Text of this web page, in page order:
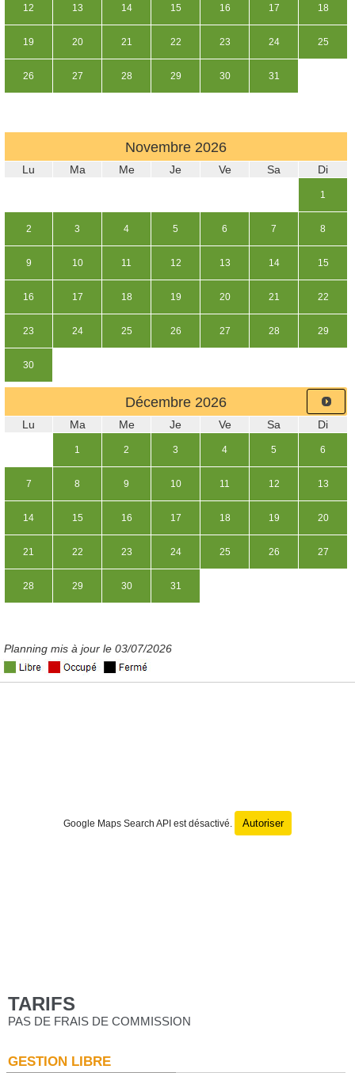
12 13 14 15 16 17 18
19 20 21 22 23 24 25
26 27 28 29 30 31
Novembre 2026
Lu Ma Me Je Ve Sa Di
1
2 3 4 5 6 7 8
9 10 11 12 13 14 15
16 17 18 19 20 21 22
23 24 25 26 27 28 29
30
Décembre 2026
Lu Ma Me Je Ve Sa Di
1 2 3 4 5 6
7 8 9 10 11 12 13
14 15 16 17 18 19 20
21 22 23 24 25 26 27
28 29 30 31
Planning mis à jour le 03/07/2026
Google Maps Search API est désactivé. Autoriser
TARIFS
PAS DE FRAIS DE COMMISSION
GESTION LIBRE